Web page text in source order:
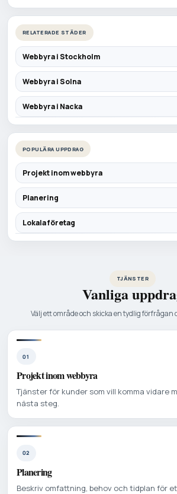
RELATERADE STÄDER
Webbyra i Stockholm
Webbyra i Solna
Webbyra i Nacka
POPULÄRA UPPDRAG
Projekt inom webbyra
Planering
Lokala företag
TJÄNSTER
Vanliga
Välj ett område och skicka en tydlig förfrågan
01
Projekt inom webbyra
Tjänster för kunder som vill komma vidare
nästa steg.
02
Planering
Beskriv omfattning, behov och tidplan för